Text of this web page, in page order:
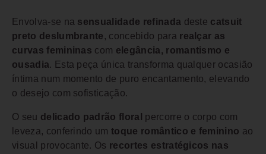
Envolva-se na sensualidade refinada deste catsuit
preto deslumbrante , concebido para realçar as
curvas femininas com elegância, romantismo e
ousadia. Esta peça única transforma qualquer ocasião
íntima num momento de puro encantamento, elevando
o desejo com sofisticação.
O seu delicado padrão floral
percorre o corpo com
leveza, conferindo umtoque romântico e feminino ao
visual provocante. Os recortes estratégicos nas